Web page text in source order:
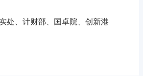
处、计财部、国卓院、创新港